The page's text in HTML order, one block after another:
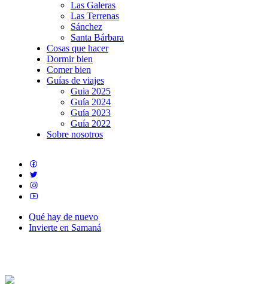
Las Galeras
Las Terrenas
Sánchez
Santa Bárbara
Cosas que hacer
Dormir bien
Comer bien
Guías de viajes
Guia 2025
Guía 2024
Guía 2023
Guía 2022
Sobre nosotros
Qué hay de nuevo
Invierte en Samaná